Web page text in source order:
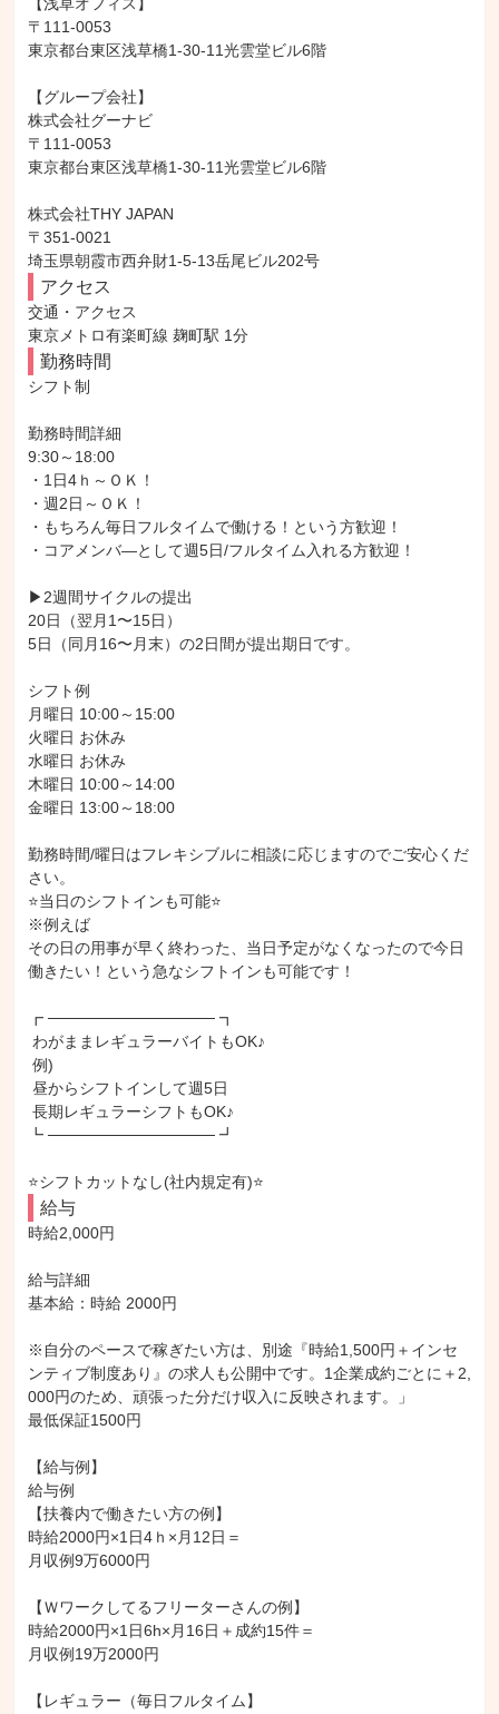
〒111-0053
東京都台東区浅草橋1-30-11光雲堂ビル6階
【グループ会社】
株式会社グーナビ
〒111-0053
東京都台東区浅草橋1-30-11光雲堂ビル6階
株式会社THY JAPAN
〒351-0021
埼玉県朝霞市西弁財1-5-13岳尾ビル202号
アクセス
交通・アクセス
東京メトロ有楽町線 麹町駅 1分
勤務時間
シフト制
勤務時間詳細
9:30～18:00
・1日4ｈ～ＯＫ！
・週2日～ＯＫ！
・もちろん毎日フルタイムで働ける！という方歓迎！
・コアメンバ―として週5日/フルタイム入れる方歓迎！
▶2週間サイクルの提出
20日（翌月1〜15日）
5日（同月16〜月末）の2日間が提出期日です。
シフト例
月曜日 10:00～15:00
火曜日 お休み
水曜日 お休み
木曜日 10:00～14:00
金曜日 13:00～18:00
勤務時間/曜日はフレキシブルに相談に応じますのでご安心くだ
さい。
⭐当日のシフトインも可能⭐
※例えば
その日の用事が早く終わった、当日予定がなくなったので今日
働きたい！という急なシフトインも可能です！
┏ ─────────────── ┓
┗ ─────────────── ┛
⭐シフトカットなし(社内規定有)⭐
給与
時給2,000円
給与詳細
基本給：時給 2000円
※自分のペースで稼ぎたい方は、別途『時給1,500円＋インセ
ンティブ制度あり』の求人も公開中です。1企業成約ごとに＋2,
000円のため、頑張った分だけ収入に反映されます。」
最低保証1500円
【給与例】
給与例
【扶養内で働きたい方の例】
時給2000円×1日4ｈ×月12日＝
月収例9万6000円
【Ｗワークしてるフリーターさんの例】
時給2000円×1日6h×月16日＋成約15件＝
月収例19万2000円
【レギュラー（毎日フルタイム】